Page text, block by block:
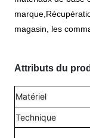
magasin, les
Attributs du
Matériel
Technique